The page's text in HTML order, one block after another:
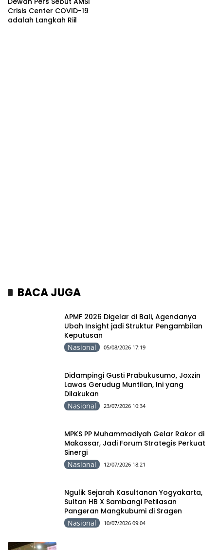
Crisis Center COVID-19
adalah Langkah Riil
BACA JUGA
APMF 2026 Digelar di Bali, Agendanya
Ubah Insight jadi Struktur Pengambilan
Keputusan
Nasional 05/08/2026 17:19
Didampingi Gusti Prabukusumo, Joxzin
Lawas Gerudug Muntilan, Ini yang
Dilakukan
Nasional 23/07/2026 10:34
MPKS PP Muhammadiyah Gelar Rakor di
Makassar, Jadi Forum Strategis Perkuat
Sinergi
Nasional 12/07/2026 18:21
Ngulik Sejarah Kasultanan Yogyakarta,
Sultan HB X Sambangi Petilasan
Pangeran Mangkubumi di Sragen
Nasional 10/07/2026 09:04